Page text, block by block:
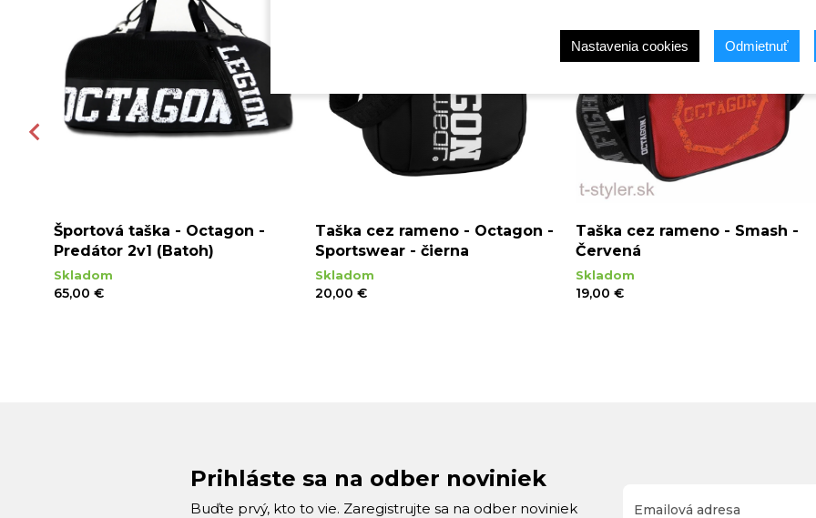
Športová taška - Octagon -
Predátor 2v1 (Batoh)
Skladom
65,00 €
Taška cez rameno - Octagon -
Sportswear - čierna
Skladom
20,00 €
Taška cez rameno - Smash -
Červená
Skladom
19,00 €
Prihláste sa na odber noviniek
Buďte prvý, kto to vie. Zaregistrujte sa na odber noviniek
Nastavenia cookies Odmietnuť